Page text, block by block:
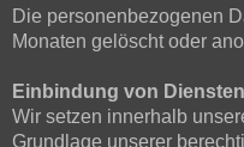
Die personenbezogenen
Monaten gelöscht oder
Einbindung von
Wir setzen innerhalb
Grundlage unserer